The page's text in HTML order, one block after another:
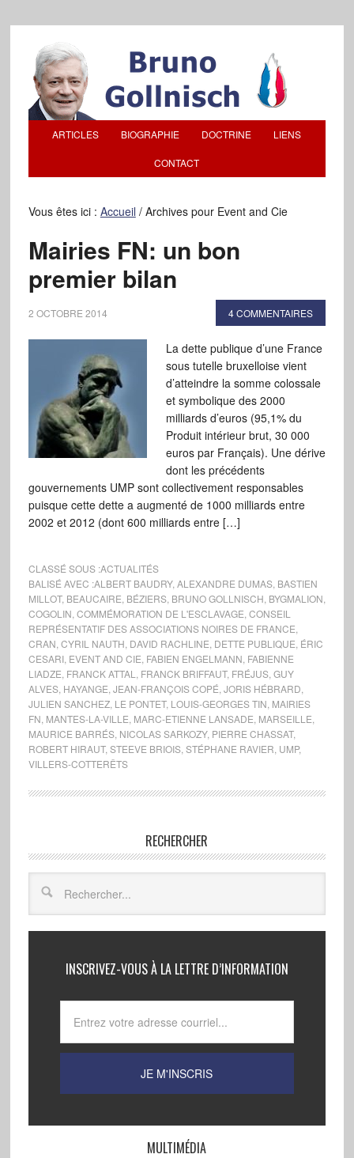
ARTICLES BIOGRAPHIE DOCTRINE LIENS
CONTACT
Vous êtes ici : Accueil /Archives pour Event and Cie
Mairies FN: un bon
premier bilan
2 OCTOBRE 2014 4 COMMENTAIRES
La dette publique d’une France
sous tutelle bruxelloise vient
d’atteindre la somme colossale
et symbolique des 2000
milliards d’euros (95,1% du
Produit intérieur brut, 30 000
euros par Français). Une dérive
dont les précédents
gouvernements UMP sont collectivement responsables
puisque cette dette a augmenté de 1000 milliards entre
2002 et 2012 (dont 600 milliards entre […]
CLASSÉ SOUS :ACTUALITÉS
BALISÉ AVEC :ALBERT BAUDRY, ALEXANDRE DUMAS, BASTIEN
MILLOT, BEAUCAIRE BÉZIERS, BRUNO GOLLNISCH BYGMALION
COGOLIN COMMÉMORATION DE L'ESCLAVAGE CONSEIL
REPRÉSENTATIF DES ASSOCIATIONS NOIRES DE FRANCE
CRAN CYRIL NAUTH DAVID RACHLINE DETTE PUBLIQUE ÉRIC
CESARI, EVENT AND CIE FABIEN ENGELMANN FABIENNE
LIADZE FRANCK ATTAL FRANCK BRIFFAUT, FRÉJUS, GUY
ALVES, HAYANGE JEAN-FRANÇOIS COPÉ JORIS HÉBRARD
JULIEN SANCHEZ, LE PONTET, LOUIS-GEORGES TIN MAIRIES
FN MANTES-LA-VILLE MARC-ETIENNE LANSADE MARSEILLE
MAURICE BARRÉS, NICOLAS SARKOZY, PIERRE CHASSAT,
ROBERT HIRAUT, STEEVE BRIOIS, STÉPHANE RAVIER UMP,
VILLERS-COTTERÊTS
RECHERCHER
INSCRIVEZ-VOUS À LA LETTRE D’INFORMATION
MULTIMÉDIA